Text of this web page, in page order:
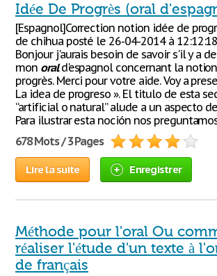
Idée De Progrès (oral
[Espagnol]Correction notion idée de
de chihua posté le 26-04-2014 à 12:12:18
Bonjour j'aurais besoin de savoir s'il y a
mon orald'espagnol concernant la
progrès. Merci pour votre aide. Voy a
La idea de progreso ». El titulo de esta
“artificial o natural” alude a un aspecto
Para ilustrar esta noción nos
678 Mots / 3 Pages
Lire la suite Enregistrer
Méthode pour l'oral Ou
réaliser l'étude d'un texte à
de français